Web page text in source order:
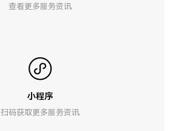
查看更多服务资讯
小程序
扫码获取更多服务资讯